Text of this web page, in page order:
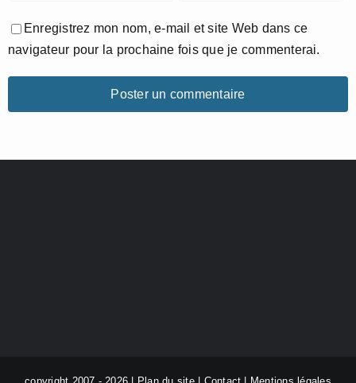
Enregistrez mon nom, e-mail et site Web dans ce
navigateur pour la prochaine fois que je commenterai.